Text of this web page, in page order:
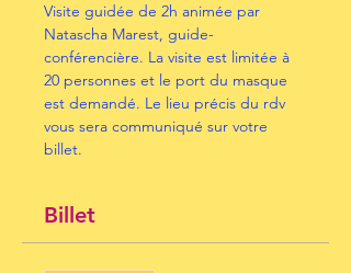
Visite guidée de 2h animée par
Natascha Marest, guide-
conférencière. La visite est limitée à
20 personnes et le port du masque
est demandé. Le lieu précis du rdv
vous sera communiqué sur votre
billet.
Billet